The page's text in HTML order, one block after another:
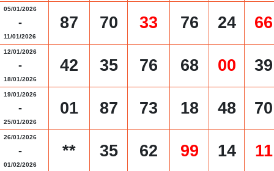
05/01/2026
-
11/01/2026
87 70 33 76 24 66
12/01/2026
-
18/01/2026
42 35 76 68 00 39
19/01/2026
-
25/01/2026
01 87 73 18 48 70
26/01/2026
-
01/02/2026
** 35 62 99 14 11